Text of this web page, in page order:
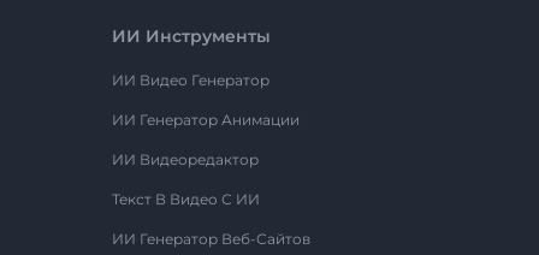
ИИ Инструменты
ИИ Видео Генератор
ИИ Генератор Анимации
ИИ Видеоредактор
Текст В Видео С ИИ
ИИ Генератор Веб-Сайтов